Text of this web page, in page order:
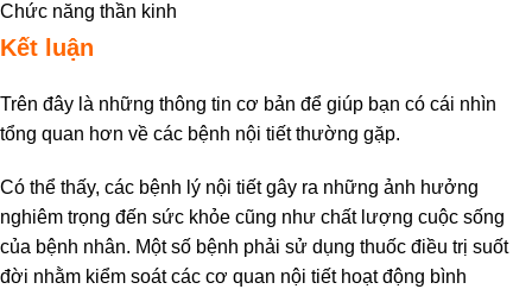
Chức năng thần kinh
Kết luận
Trên đây là những thông tin cơ bản để giúp bạn có cái nhìn
tổng quan hơn về các bệnh nội tiết thường gặp.
Có thể thấy, các bệnh lý nội tiết gây ra những ảnh hưởng
nghiêm trọng đến sức khỏe cũng như chất lượng cuộc sống
của bệnh nhân. Một số bệnh phải sử dụng thuốc điều trị suốt
đời nhằm kiểm soát các cơ quan nội tiết hoạt động bình